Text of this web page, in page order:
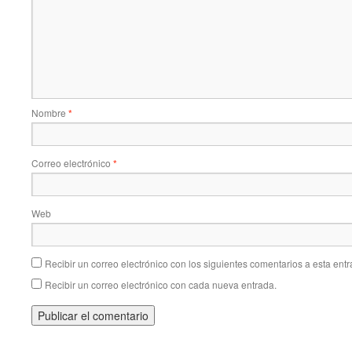
Nombre *
Correo electrónico *
Web
Recibir un correo electrónico con los siguientes comentarios a esta
Recibir un correo electrónico con cada nueva entrada.